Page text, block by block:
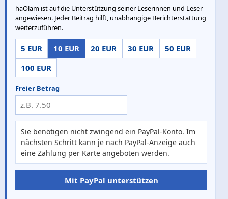
haOlam ist auf die Unterstützung seiner Leserinnen und Leser
angewiesen. Jeder Beitrag hilft, unabhängige Berichterstattung
weiterzuführen.
5 EUR 10 EUR 20 EUR 30 EUR
50 EUR
100 EUR
Freier Betrag
Sie benötigen nicht zwingend ein PayPal-Konto. Im
nächsten Schritt kann je nach PayPal-Anzeige auch
eine Zahlung per Karte angeboten werden.
Mit PayPal unterstützen